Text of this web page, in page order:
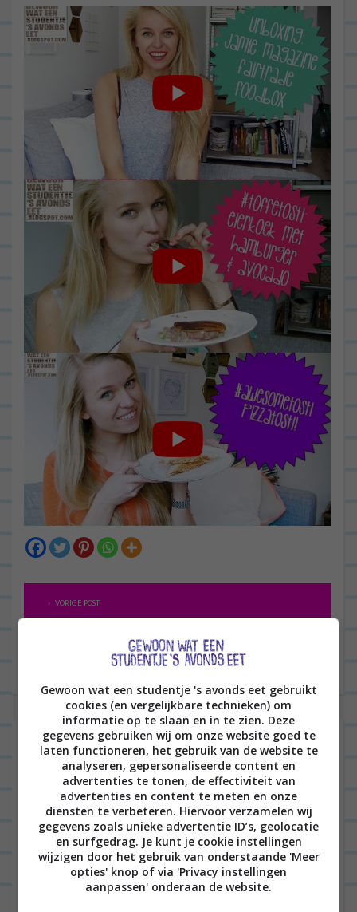
e VORIGE POST
6 reacties op “VIDEO: Tosti maken
met Jelmer de Boer (@geentroep):
Bacon, Marshmallows, Nutella,
Caramel Fudge en banaan op een
driedubbele tosti”
PETER 31/12/2015 op 14:13
Gewoon wat een studentje 's avonds eet gebruikt
cookies (en vergelijkbare technieken) om
informatie op te slaan en in te zien. Deze
gegevens gebruiken wij om onze website goed te
laten functioneren, het gebruik van de website te
analyseren, gepersonaliseerde content en
advertenties te tonen, de effectiviteit van
advertenties en content te meten en onze
diensten te verbeteren. Hiervoor verzamelen wij
gegevens zoals unieke advertentie ID’s, geolocatie
en surfgedrag. Je kunt je cookie instellingen
wijzigen door het gebruik van onderstaande 'Meer
opties' knop of via 'Privacy instellingen
aanpassen' onderaan de website.